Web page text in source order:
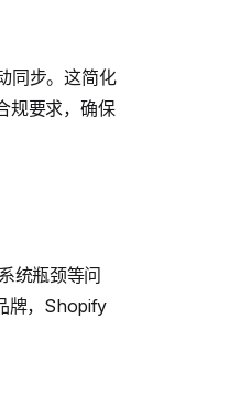
同步。这简化
规要求，确保
统瓶颈等问
牌，Shopify